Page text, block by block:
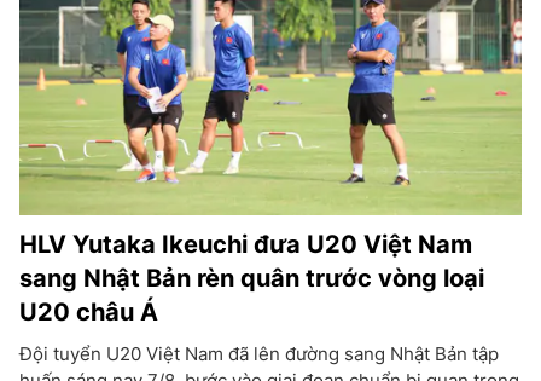
HLV Yutaka Ikeuchi đưa U20 Việt Nam
sang Nhật Bản rèn quân trước vòng loại
U20 châu Á
Đội tuyển U20 Việt Nam đã lên đường sang Nhật Bản tập